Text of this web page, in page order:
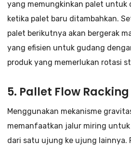
yang memungkinkan palet untuk
ketika palet baru ditambahkan.
palet berikutnya akan bergerak
yang efisien untuk gudang
produk yang memerlukan rotasi
5. Pallet Flow Racking
Menggunakan mekanisme
memanfaatkan jalur miring
dari satu ujung ke ujung lainnya.